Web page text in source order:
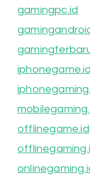
gamingpc.id
iphonegame.id
offlinegame.id